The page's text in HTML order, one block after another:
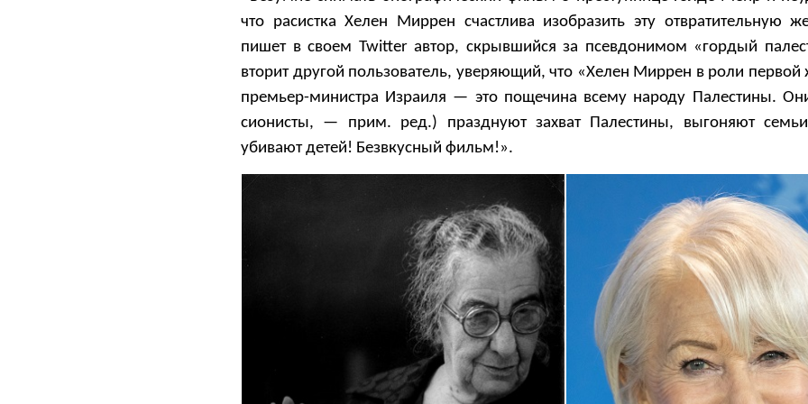
что расистка Хелен Миррен счастлива изобразить эту отвратительную
пишет в своем Twitter автор, скрывшийся за псевдонимом «гордый
вторит другой пользователь, уверяющий, что «Хелен Миррен в роли
премьер-министра Израиля — это пощечина всему народу Палестины.
сионисты, — прим. ред.) празднуют захват Палестины, выгоняют
убивают детей! Безвкусный фильм!».